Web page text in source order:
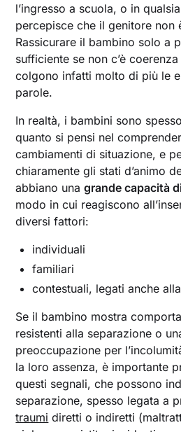
l’ingresso a scuola, o in
percepisce che il genitore non
Rassicurare il bambino solo a
sufficiente se non c’è
colgono infatti molto di più le
parole.
In realtà, i bambini sono
quanto si pensi nel
cambiamenti di situazione, e
chiaramente gli stati d’animo
abbiano unagrande capacità
modo in cui reagiscono
diversi fattori:
individuali
familiari
contestuali, legati anche
Se il bambino mostra
resistenti alla separazione o
preoccupazione per
la loro assenza, è importante
questi segnali, che possono
separazione, spesso legata a
traumi diretti o indiretti